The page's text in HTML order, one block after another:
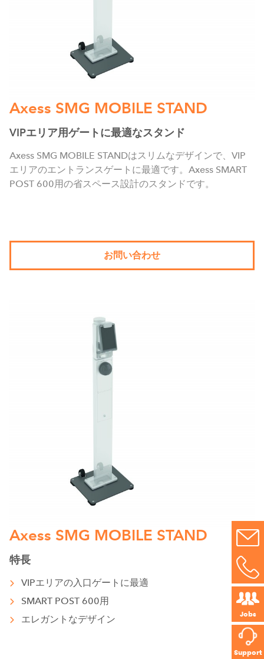
Jobs
Support
Axess SMG MOBILE STAND
VIPエリア用ゲートに最適なスタンド
Axess SMG MOBILE STANDはスリムなデザインで、VIP
エリアのエントランスゲートに最適です。Axess SMART
POST 600用の省スペース設計のスタンドです。
お問い合わせ
Axess SMG MOBILE STAND
特長
VIPエリアの入口ゲートに最適
SMART POST 600用
エレガントなデザイン